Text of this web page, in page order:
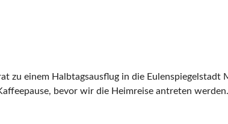
zu einem Halbtagsausflug in die
bevor wir die Heimreise antreten werden.